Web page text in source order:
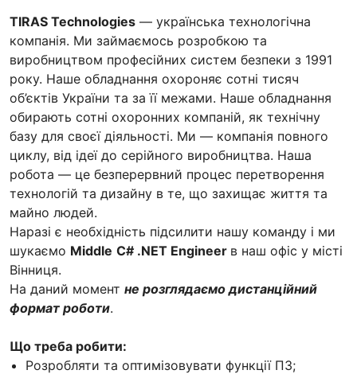
TIRAS Technologies — українська технологічна
компанія. Ми займаємось розробкою та
виробництвом професійних систем безпеки з 1991
року. Наше обладнання охороняє сотні тисяч
об’єктів України та за її межами. Наше обладнання
обирають сотні охоронних компаній, як технічну
базу для своєї діяльності. Ми — компанія повного
циклу, від ідеї до серійного виробництва. Наша
робота — це безперервний процес перетворення
технологій та дизайну в те, що захищає життя та
майно людей.
Наразі є необхідність підсилити нашу команду і ми
шукаємо Middle C# .NET Engineer в наш офіс у місті
Вінниця.
На даний момент не розглядаємо дистанційний
формат роботи.
Що треба робити:
Розробляти та оптимізовувати функції ПЗ;